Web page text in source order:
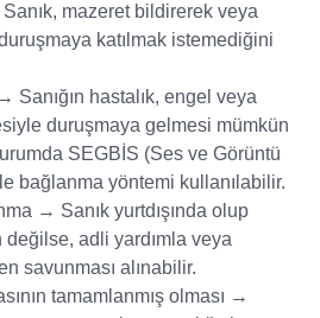
mazeret bildirerek veya
katılmak istemediğini
Sanığın hastalık, engel veya
duruşmaya gelmesi mümkün
SEGBİS (Ses ve Görüntü
bağlanma yöntemi kullanılabilir.
→ Sanık yurtdışında olup
adli yardımla veya
savunması alınabilir.
tamamlanmış olması →